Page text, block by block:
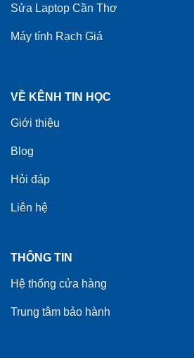
Sửa Laptop Cần Thơ
Máy tính Rạch Giá
VỀ KÊNH TIN HỌC
Giới thiệu
Blog
Hỏi đáp
Liên hệ
THÔNG TIN
Hệ thống cửa hàng
Trung tâm bảo hành